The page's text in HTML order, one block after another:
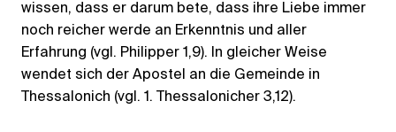
wissen, dass er darum bete, dass ihre Liebe immer
noch reicher werde an Erkenntnis und aller
Erfahrung (vgl. Philipper 1,9). In gleicher Weise
wendet sich der Apostel an die Gemeinde in
Thessalonich (vgl. 1. Thessalonicher 3,12).